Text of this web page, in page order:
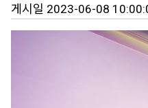
게시일 2023-06-08